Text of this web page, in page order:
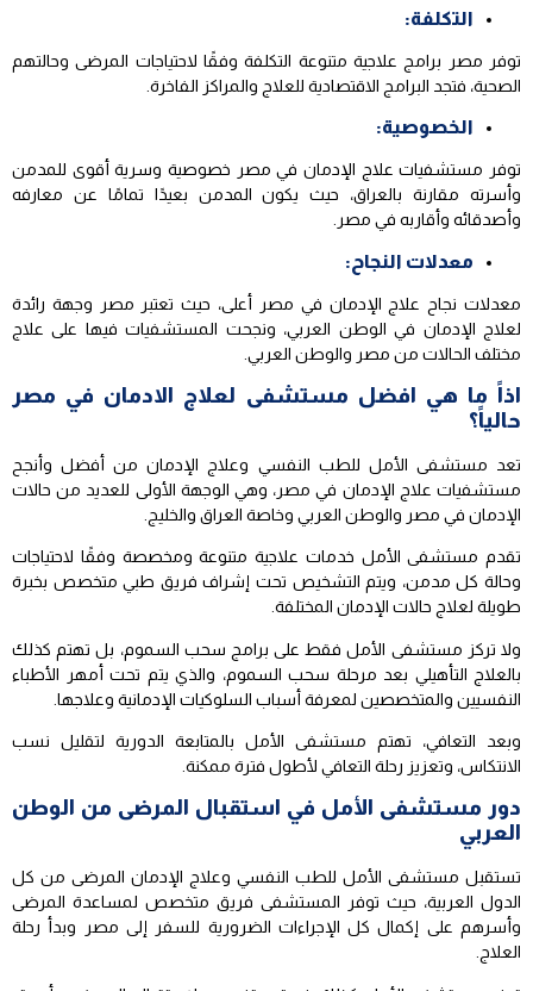
التكلفة:
توفر مصر برامج علاجية متنوعة التكلفة وفقًا لاحتياجات المرضى وحالتهم
الصحية، فتجد البرامج الاقتصادية للعلاج والمراكز الفاخرة.
الخصوصية:
توفر مستشفيات علاج الإدمان في مصر خصوصية وسرية أقوى للمدمن
وأسرته مقارنة بالعراق، حيث يكون المدمن بعيدًا تمامًا عن معارفه
وأصدقائه وأقاربه في مصر.
معدلات النجاح:
معدلات نجاح علاج الإدمان في مصر أعلى، حيث تعتبر مصر وجهة رائدة
لعلاج الإدمان في الوطن العربي، ونجحت المستشفيات فيها على علاج
مختلف الحالات من مصر والوطن العربي.
اذاً ما هي افضل مستشفى لعلاج الادمان في مصر
حالياً؟
تعد مستشفى الأمل للطب النفسي وعلاج الإدمان من أفضل وأنجح
مستشفيات علاج الإدمان في مصر، وهي الوجهة الأولى للعديد من حالات
الإدمان في مصر والوطن العربي وخاصة العراق والخليج.
تقدم مستشفى الأمل خدمات علاجية متنوعة ومخصصة وفقًا لاحتياجات
وحالة كل مدمن، ويتم التشخيص تحت إشراف فريق طبي متخصص بخبرة
طويلة لعلاج حالات الإدمان المختلفة.
ولا تركز مستشفى الأمل فقط على برامج سحب السموم، بل تهتم كذلك
بالعلاج التأهيلي بعد مرحلة سحب السموم، والذي يتم تحت أمهر الأطباء
النفسيين والمتخصصين لمعرفة أسباب السلوكيات الإدمانية وعلاجها.
وبعد التعافي، تهتم مستشفى الأمل بالمتابعة الدورية لتقليل نسب
الانتكاس، وتعزيز رحلة التعافي لأطول فترة ممكنة.
دور مستشفى الأمل في استقبال المرضى من الوطن
العربي
تستقبل مستشفى الأمل للطب النفسي وعلاج الإدمان المرضى من كل
الدول العربية، حيث توفر المستشفى فريق متخصص لمساعدة المرضى
وأسرهم على إكمال كل الإجراءات الضرورية للسفر إلى مصر وبدأ رحلة
العلاج.